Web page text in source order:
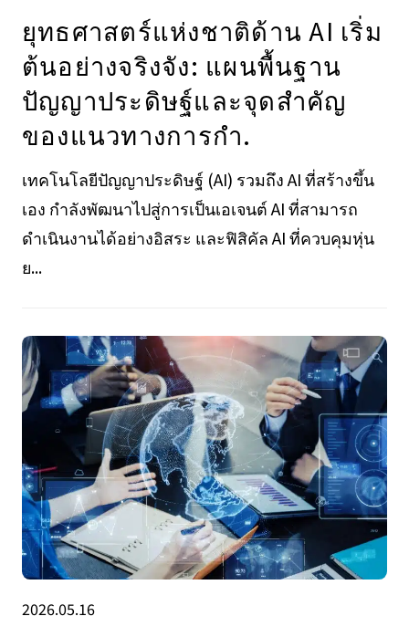
ยุทธศาสตร์แห่งชาติด้าน AI เริ่ม
ต้นอย่างจริงจัง: แผนพื้นฐาน
ปัญญาประดิษฐ์และจุดสำคัญ
ของแนวทางการกำ.
เทคโนโลยีปัญญาประดิษฐ์ (AI) รวมถึง AI ที่สร้างขึ้น
เอง กำลังพัฒนาไปสู่การเป็นเอเจนต์ AI ที่สามารถ
ดำเนินงานได้อย่างอิสระ และฟิสิคัล AI ที่ควบคุมหุ่น
ย...
2026.05.16